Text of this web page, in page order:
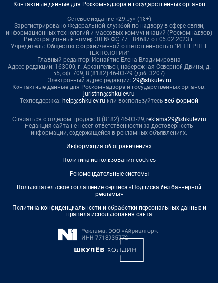
Контактные данные для Роскомнадзора и государственных органов
Сетевое издание «29.ру» (18+)
Зарегистрировано Федеральной службой по надзору в сфере связи,
информационных технологий и массовых коммуникаций (Роскомнадзор)
Регистрационный номер ЭЛ № ФС 77– 84687 от 06.02.2023 г.
Учредитель: Общество с ограниченной ответственностью "ИНТЕРНЕТ
ТЕХНОЛОГИИ"
Главный редактор: Ионайтис Елена Владимировна
Адрес редакции: 163000, г. Архангельск, набережная Северной Двины, д.
55, оф. 709, 8 (8182) 46-03-29 (доб. 3207)
Электронный адрес редакции: 29@shkulev.ru
Контактные данные для Роскомнадзора и государственных органов:
juristnn@shkulev.ru
Техподдержка: help@shkulev.ru или воспользуйтесь веб-формой
Связаться с отделом продаж: 8 (8182) 46-03-29, reklama29@shkulev.ru
Редакция сайта не несет ответственности за достоверность
информации, содержащейся в рекламных объявлениях.
Информация об ограничениях
Политика использования cookies
Рекомендательные системы
Пользовательское соглашение сервиса «Подписка без баннерной
рекламы»
Политика конфиденциальности и обработки персональных данных и
правила использования сайта